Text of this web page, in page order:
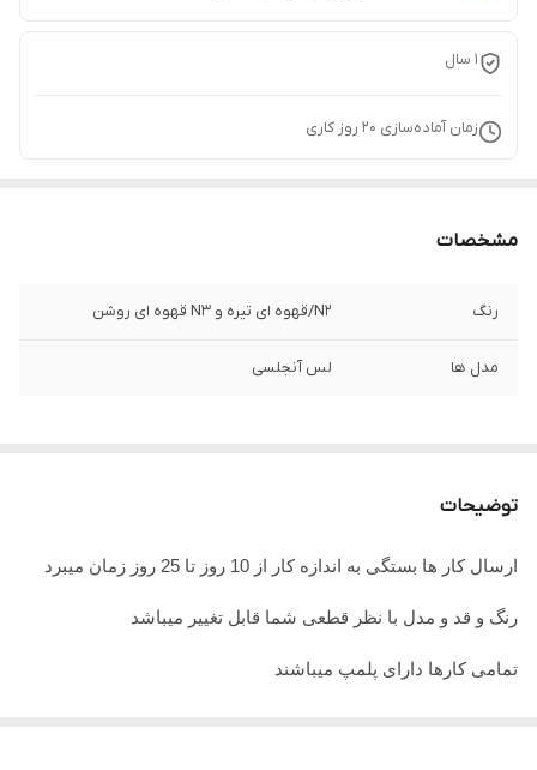
1 سال
زمان آماده‌سازی 20 روز کاری
مشخصات
رنگ N2/قهوه ای تیره و N3 قهوه ای روشن
مدل ها لس آنجلسی
توضیحات
ارسال کار ها بستگی به اندازه کار از 10 روز تا 25 روز زمان میبرد
رنگ و قد و مدل با نظر قطعی شما قابل تغییر میباشد
تمامی کارها دارای پلمپ میباشند